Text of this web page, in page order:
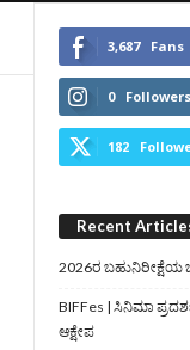
3,687 Fans
0 Followers
182
Recent
2026ರ
BIFFes | ಸಿನಿಮಾ
ಆಕ್ಷೇಪ